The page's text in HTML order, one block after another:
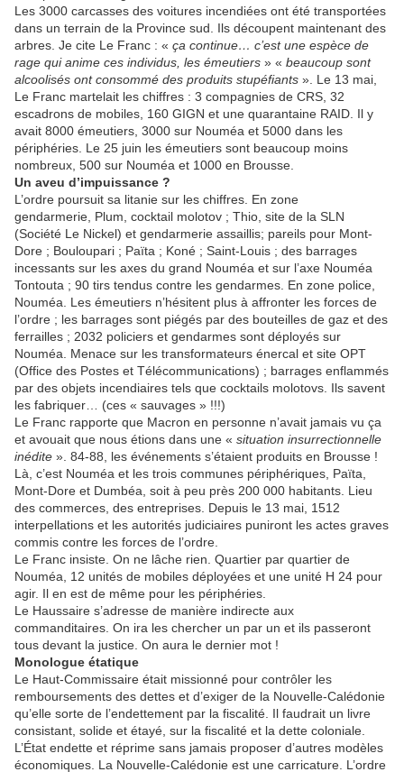
Les 3000 carcasses des voitures incendiées ont été transportées
dans un terrain de la Province sud. Ils découpent maintenant des
arbres. Je cite Le Franc : « ça continue… c’est une espèce de
rage qui anime ces individus, les émeutiers » « beaucoup sont
alcoolisés ont consommé des produits stupéfiants ». Le 13 mai,
Le Franc martelait les chiffres : 3 compagnies de CRS, 32
escadrons de mobiles, 160 GIGN et une quarantaine RAID. Il y
avait 8000 émeutiers, 3000 sur Nouméa et 5000 dans les
périphéries. Le 25 juin les émeutiers sont beaucoup moins
nombreux, 500 sur Nouméa et 1000 en Brousse.
Un aveu d’impuissance ?
L’ordre poursuit sa litanie sur les chiffres. En zone
gendarmerie, Plum, cocktail molotov ; Thio, site de la SLN
(Société Le Nickel) et gendarmerie assaillis; pareils pour Mont-
Dore ; Bouloupari ; Païta ; Koné ; Saint-Louis ; des barrages
incessants sur les axes du grand Nouméa et sur l’axe Nouméa
Tontouta ; 90 tirs tendus contre les gendarmes. En zone police,
Nouméa. Les émeutiers n’hésitent plus à affronter les forces de
l’ordre ; les barrages sont piégés par des bouteilles de gaz et des
ferrailles ; 2032 policiers et gendarmes sont déployés sur
Nouméa. Menace sur les transformateurs énercal et site OPT
(Office des Postes et Télécommunications) ; barrages enflammés
par des objets incendiaires tels que cocktails molotovs. Ils savent
les fabriquer… (ces « sauvages » !!!)
Le Franc rapporte que Macron en personne n’avait jamais vu ça
et avouait que nous étions dans une « situation insurrectionnelle
inédite ». 84-88, les événements s’étaient produits en Brousse !
Là, c’est Nouméa et les trois communes périphériques, Païta,
Mont-Dore et Dumbéa, soit à peu près 200 000 habitants. Lieu
des commerces, des entreprises. Depuis le 13 mai, 1512
interpellations et les autorités judiciaires puniront les actes graves
commis contre les forces de l’ordre.
Le Franc insiste. On ne lâche rien. Quartier par quartier de
Nouméa, 12 unités de mobiles déployées et une unité H 24 pour
agir. Il en est de même pour les périphéries.
Le Haussaire s’adresse de manière indirecte aux
commanditaires. On ira les chercher un par un et ils passeront
tous devant la justice. On aura le dernier mot !
Monologue étatique
Le Haut-Commissaire était missionné pour contrôler les
remboursements des dettes et d’exiger de la Nouvelle-Calédonie
qu’elle sorte de l’endettement par la fiscalité. Il faudrait un livre
consistant, solide et étayé, sur la fiscalité et la dette coloniale.
L’État endette et réprime sans jamais proposer d’autres modèles
économiques. La Nouvelle-Calédonie est une carricature. L’ordre